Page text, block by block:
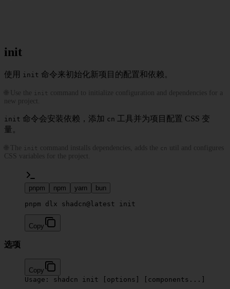
init
使用 init 命令来初始化新项目的配置和依赖。
🌐 Use the init command to initialize configuration and dependencies for a
new project.
init 命令会安装依赖，添加 cn 工具并为项目配置 CSS 变
量。
🌐 The init command installs dependencies, adds the cn
util and configures
CSS variables for the project.
pnpm npm yarn bun
pnpm dlx shadcn@latest init
Copy
选项
Copy
Usage:
shadcn init [options] [components...]